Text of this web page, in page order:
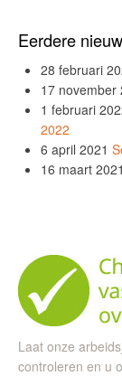
Eerdere
28 februari
17 november
1 februari
2022
6 april 2021
16 maart 2021
Laat onze
controleren en u